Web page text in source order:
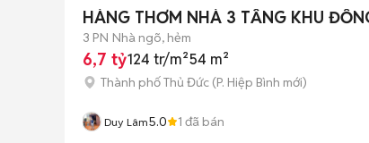
HÀNG THƠM NHÀ 3 TẦNG KHU
3 PN Nhà ngõ, hẻm
6,7 tỷ124 tr/m²54 m²
Thành phố Thủ Đức (P. Hiệp Bình mới)
Duy Lâm5.0 1 đã bán